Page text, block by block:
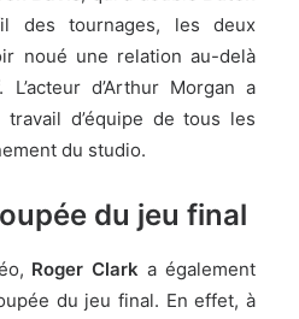
des tournages, les deux
noué une relation au-delà
d’Arthur Morgan a
d’équipe de tous les
du studio.
du jeu final
Roger Clark a également
du jeu final. En effet, à